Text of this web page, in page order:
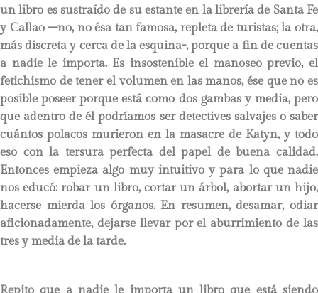
un libro es sustraído de su estante en la librería de Santa Fe
y Callao –no, no ésa tan famosa, repleta de turistas; la otra,
más discreta y cerca de la esquina-, porque a fin de cuentas
a nadie le importa. Es insostenible el manoseo previo, el
fetichismo de tener el volumen en las manos, ése que no es
posible poseer porque está como dos gambas y media, pero
que adentro de él podríamos ser detectives salvajes o saber
cuántos polacos murieron en la masacre de Katyn, y todo
eso con la tersura perfecta del papel de buena calidad.
Entonces empieza algo muy intuitivo y para lo que nadie
nos educó: robar un libro, cortar un árbol, abortar un hijo,
hacerse mierda los órganos. En resumen, desamar, odiar
aficionadamente, dejarse llevar por el aburrimiento de las
tres y media de la tarde.
Repito que a nadie le importa un libro que está siendo